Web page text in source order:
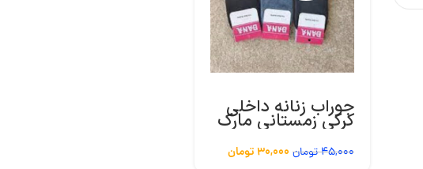
جوراب زنانه داخلی
کرکی زمستانی مارک
دانا
45,000تومان 30,000تومان